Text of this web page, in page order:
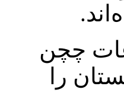
چچن
را